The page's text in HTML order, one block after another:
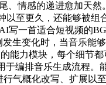
、情感的递进愈加天然
至更久，还能够被组
写一首适合短视频的
生变化时，当音乐能
能力模块，每个细节
编排音乐生成流程。
气概化改写、扩展以